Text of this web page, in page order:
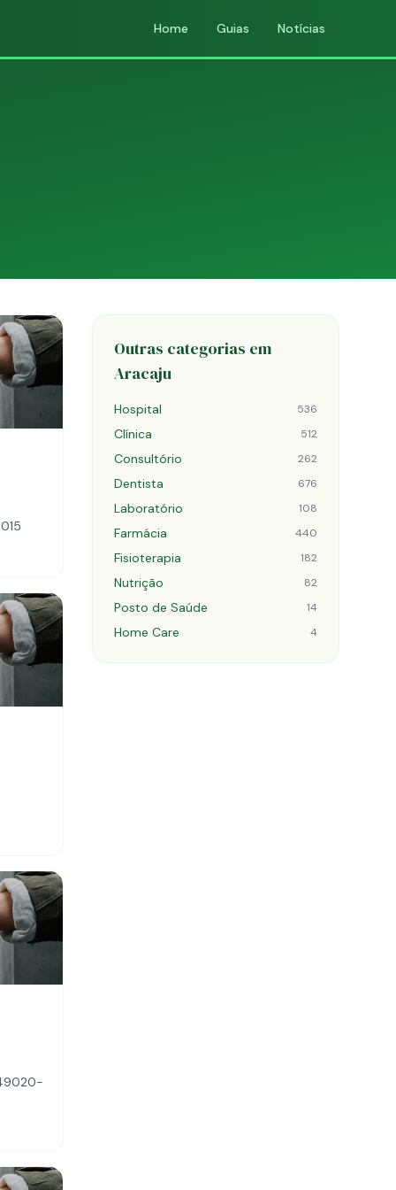
Home Guias Notícias
Outras categorias em
Aracaju
Hospital 536
Clínica 512
Consultório 262
Dentista 676
Laboratório 108
Farmácia 440
Fisioterapia 182
Nutrição 82
Posto de Saúde 14
Home Care 4